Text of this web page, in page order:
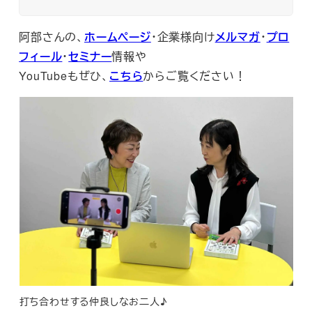
阿部さんの、 ホームページ・企業様向けメルマガ・プロ
フィール・セミナー情報や
YouTubeもぜひ、 こちらからご覧ください！
打ち合わせする仲良しなお二人♪